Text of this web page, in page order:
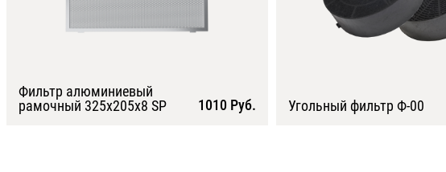
Фильтр алюминиевый
рамочный 325х205х8 SP
1010 Руб. Угольный фильтр Ф-00